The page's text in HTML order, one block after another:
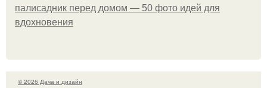
палисадник перед домом — 50 фото идей для
вдохновения
© 2026 Дача и дизайн